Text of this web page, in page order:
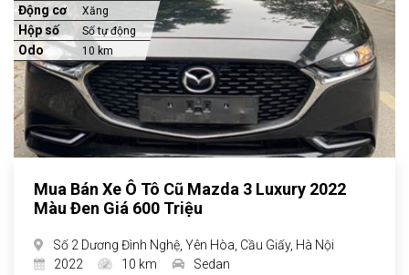
Động cơ Xăng
Hộp số Số tự động
Odo 10 km
Mua Bán Xe Ô Tô Cũ Mazda 3 Luxury 2022
Màu Đen Giá 600 Triệu
Số 2 Dương Đình Nghệ, Yên Hòa, Cầu Giấy, Hà Nội
2022
10 km Sedan